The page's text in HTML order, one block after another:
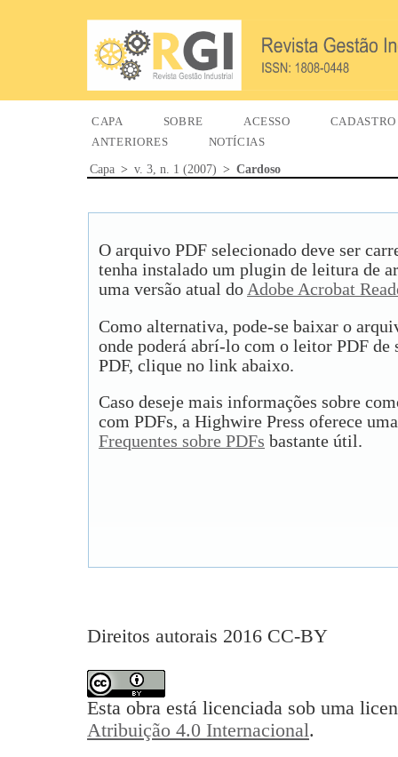
CAPA SOBRE ACESSO
CADASTRO
ANTERIORES
NOTÍCIAS
Capa > v. 3, n. 1 (2007) > Cardoso
O arquivo PDF selecionado deve ser
tenha instalado um plugin de leitura de
uma versão atual do Adobe Acrobat
Como alternativa, pode-se baixar o
onde poderá abrí-lo com o leitor PDF de
PDF, clique no link abaixo.
Caso deseje mais informações sobre
com PDFs, a Highwire Press oferece
Frequentes sobre PDFs bastante útil.
Direitos autorais 2016 CC-BY
Esta obra está licenciada sob uma
Atribuição 4.0 Internacional.